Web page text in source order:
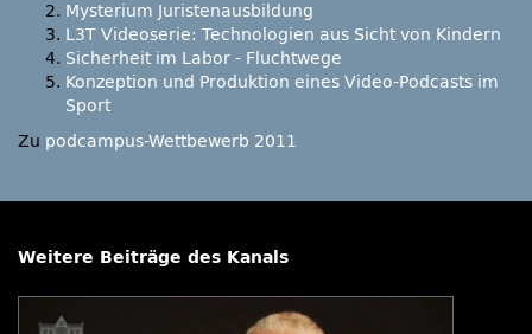
Mysterium Juristenausbildung
L3T Videoserie: Technologien aus Sicht von Kindern
Sicherheit im Labor - Fluchtwege
Konzeption und Produktion eines Video-Podcasts im
Sport
Zu podcampus-Wettbewerb 2011
Weitere Beiträge des Kanals